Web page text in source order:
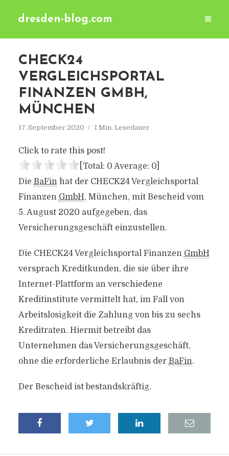
dresden-blog.com
CHECK24
VERGLEICHSPORTAL
FINANZEN GMBH,
MÜNCHEN
17. September 2020 1 Min. Lesedauer
Click to rate this post!
[Total: 0 Average: 0]
Die BaFinhat der CHECK24 Vergleichsportal
Finanzen GmbH, München, mit Bescheid vom
5. August 2020 aufgegeben, das
Versicherungsgeschäft einzustellen.
Die CHECK24 Vergleichsportal Finanzen GmbH
versprach Kreditkunden, die sie über ihre
Internet-Plattform an verschiedene
Kreditinstitute vermittelt hat, im Fall von
Arbeitslosigkeit die Zahlung von bis zu sechs
Kreditraten. Hiermit betreibt das
Unternehmen das Versicherungsgeschäft,
ohne die erforderliche Erlaubnis der BaFin.
Der Bescheid ist bestandskräftig.